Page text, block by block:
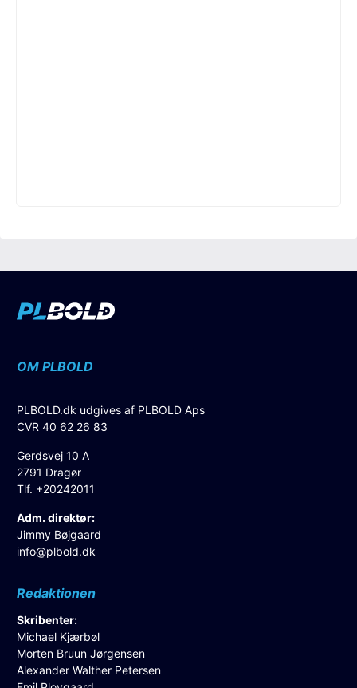
OM PLBOLD
PLBOLD.dk udgives af PLBOLD Aps
CVR 40 62 26 83
Gerdsvej 10 A
2791 Dragør
Tlf. +20242011
Adm. direktør:
Jimmy Bøjgaard
info@plbold.dk
Redaktionen
Skribenter:
Michael Kjærbøl
Morten Bruun Jørgensen
Alexander Walther Petersen